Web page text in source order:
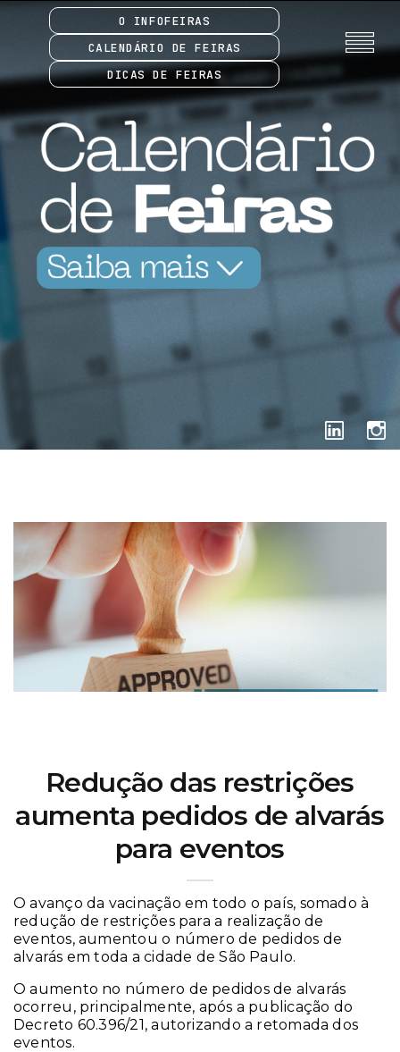
O INFOFEIRAS
CALENDÁRIO DE FEIRAS
DICAS DE FEIRAS
Redução das restrições
aumenta pedidos de alvarás
para eventos
O avanço da vacinação em todo o país, somado à
redução de restrições para a realização de
eventos, aumentou o número de pedidos de
alvarás em toda a cidade de São Paulo.
O aumento no número de pedidos de alvarás
ocorreu, principalmente, após a publicação do
Decreto 60.396/21, autorizando a retomada dos
eventos.